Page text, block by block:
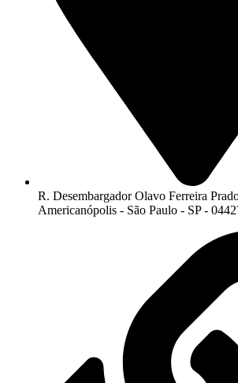
R. Desembargador Olavo Ferreira
Americanópolis - São Paulo - SP -